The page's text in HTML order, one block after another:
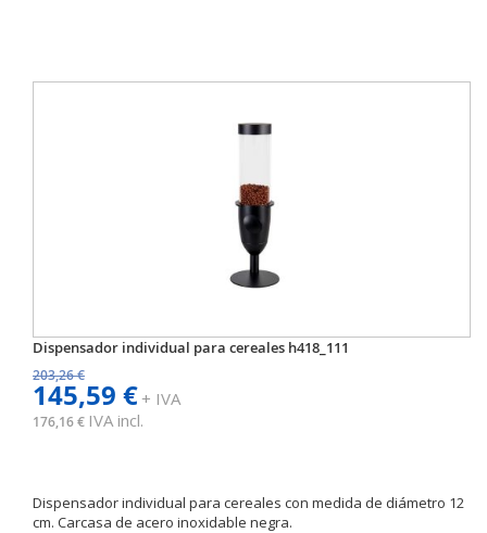
Dispensador individual para cereales h418_111
203,26 €
145,59 €+ IVA
176,16 € IVA incl.
Dispensador individual para cereales con medida de diámetro 12
cm. Carcasa de acero inoxidable negra.